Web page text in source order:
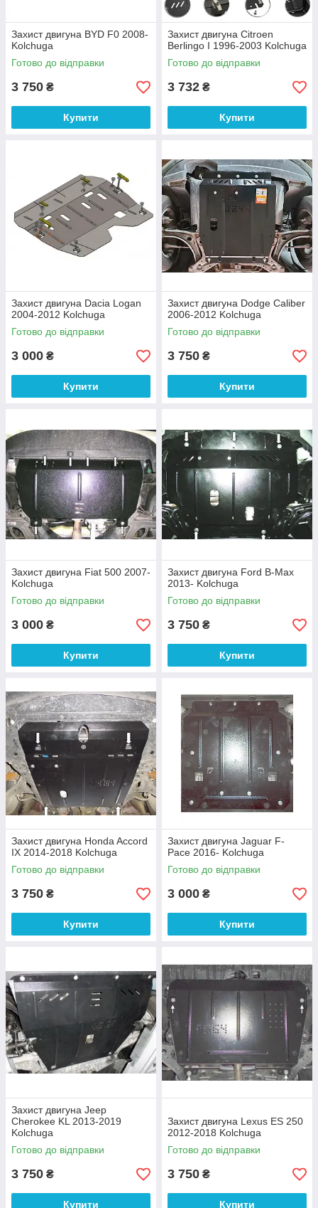
Захист двигуна BYD F0 2008-
Kolchuga
Готово до відправки
3 750 ₴
Купити
Захист двигуна Citroen
Berlingo I 1996-2003 Kolchuga
Готово до відправки
3 732 ₴
Купити
Захист двигуна Dacia Logan
2004-2012 Kolchuga
Готово до відправки
3 000 ₴
Купити
Захист двигуна Dodge Caliber
2006-2012 Kolchuga
Готово до відправки
3 750 ₴
Купити
Захист двигуна Fiat 500 2007-
Kolchuga
Готово до відправки
3 000 ₴
Купити
Захист двигуна Ford B-Max
2013- Kolchuga
Готово до відправки
3 750 ₴
Купити
Захист двигуна Honda Accord
IX 2014-2018 Kolchuga
Готово до відправки
3 750 ₴
Купити
Захист двигуна Jaguar F-
Pace 2016- Kolchuga
Готово до відправки
3 000 ₴
Купити
Захист двигуна Jeep
Cherokee KL 2013-2019
Kolchuga
Готово до відправки
3 750 ₴
Купити
Захист двигуна Lexus ES 250
2012-2018 Kolchuga
Готово до відправки
3 750 ₴
Купити